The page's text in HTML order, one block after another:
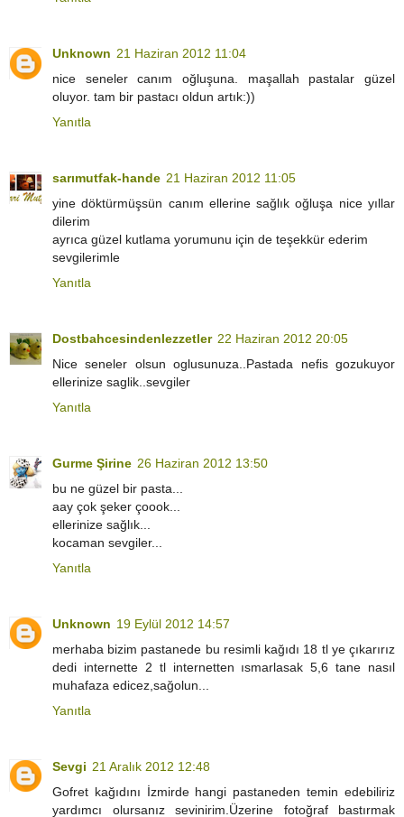
Unknown 21 Haziran 2012 11:04
nice seneler canım oğluşuna. maşallah pastalar güzel
oluyor. tam bir pastacı oldun artık:))
Yanıtla
sarımutfak-hande 21 Haziran 2012 11:05
yine döktürmüşsün canım ellerine sağlık oğluşa nice yıllar
dilerim
ayrıca güzel kutlama yorumunu için de teşekkür ederim
sevgilerimle
Yanıtla
Dostbahcesindenlezzetler 22 Haziran 2012 20:05
Nice seneler olsun oglusunuza..Pastada nefis gozukuyor
ellerinize saglik..sevgiler
Yanıtla
Gurme Şirine 26 Haziran 2012 13:50
bu ne güzel bir pasta...
aay çok şeker çoook...
ellerinize sağlık...
kocaman sevgiler...
Yanıtla
Unknown 19 Eylül 2012 14:57
merhaba bizim pastanede bu resimli kağıdı 18 tl ye çıkarırız
dedi internette 2 tl internetten ısmarlasak 5,6 tane nasıl
muhafaza edicez,sağolun...
Yanıtla
Sevgi 21 Aralık 2012 12:48
Gofret kağıdını İzmirde hangi pastaneden temin edebiliriz
yardımcı olursanız sevinirim.Üzerine fotoğraf bastırmak